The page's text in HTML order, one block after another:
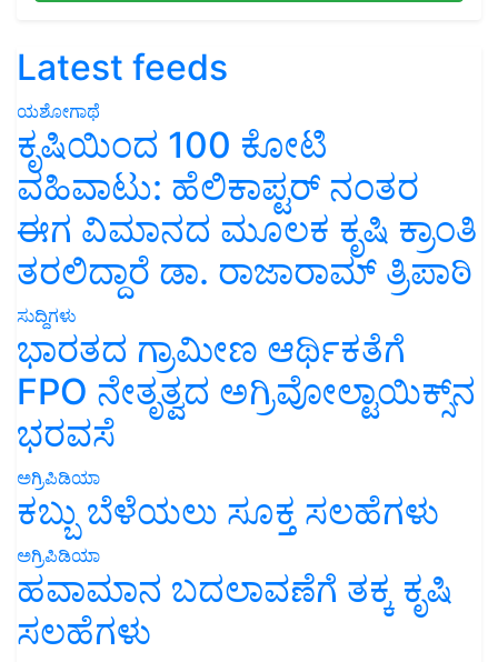
Latest feeds
ಯಶೋಗಾಥೆ
ಕೃಷಿಯಿಂದ 100 ಕೋಟಿ
ವಹಿವಾಟು: ಹೆಲಿಕಾಪ್ಟರ್ ನಂತರ
ಈಗ ವಿಮಾನದ ಮೂಲಕ ಕೃಷಿ ಕ್ರಾಂತಿ
ತರಲಿದ್ದಾರೆ ಡಾ. ರಾಜಾರಾಮ್ ತ್ರಿಪಾಠಿ
ಸುದ್ದಿಗಳು
ಭಾರತದ ಗ್ರಾಮೀಣ ಆರ್ಥಿಕತೆಗೆ
FPO ನೇತೃತ್ವದ ಅಗ್ರಿವೋಲ್ಟಾಯಿಕ್ಸ್‌ನ
ಭರವಸೆ
ಅಗ್ರಿಪಿಡಿಯಾ
ಕಬ್ಬು ಬೆಳೆಯಲು ಸೂಕ್ತ ಸಲಹೆಗಳು
ಅಗ್ರಿಪಿಡಿಯಾ
ಹವಾಮಾನ ಬದಲಾವಣೆಗೆ ತಕ್ಕ ಕೃಷಿ
ಸಲಹೆಗಳು